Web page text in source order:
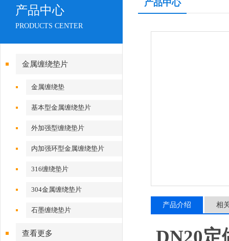
产品中心
PRODUCTS CENTER
金属缠绕垫片
金属缠绕垫
基本型金属缠绕垫片
外加强型缠绕垫片
内加强环型金属缠绕垫片
316缠绕垫片
304金属缠绕垫片
石墨缠绕垫片
查看更多
产品中心
产品介绍 相
DN20定